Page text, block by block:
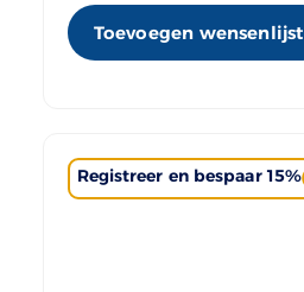
Toevoegen wensenlijst
Registreer en bespaar 15%